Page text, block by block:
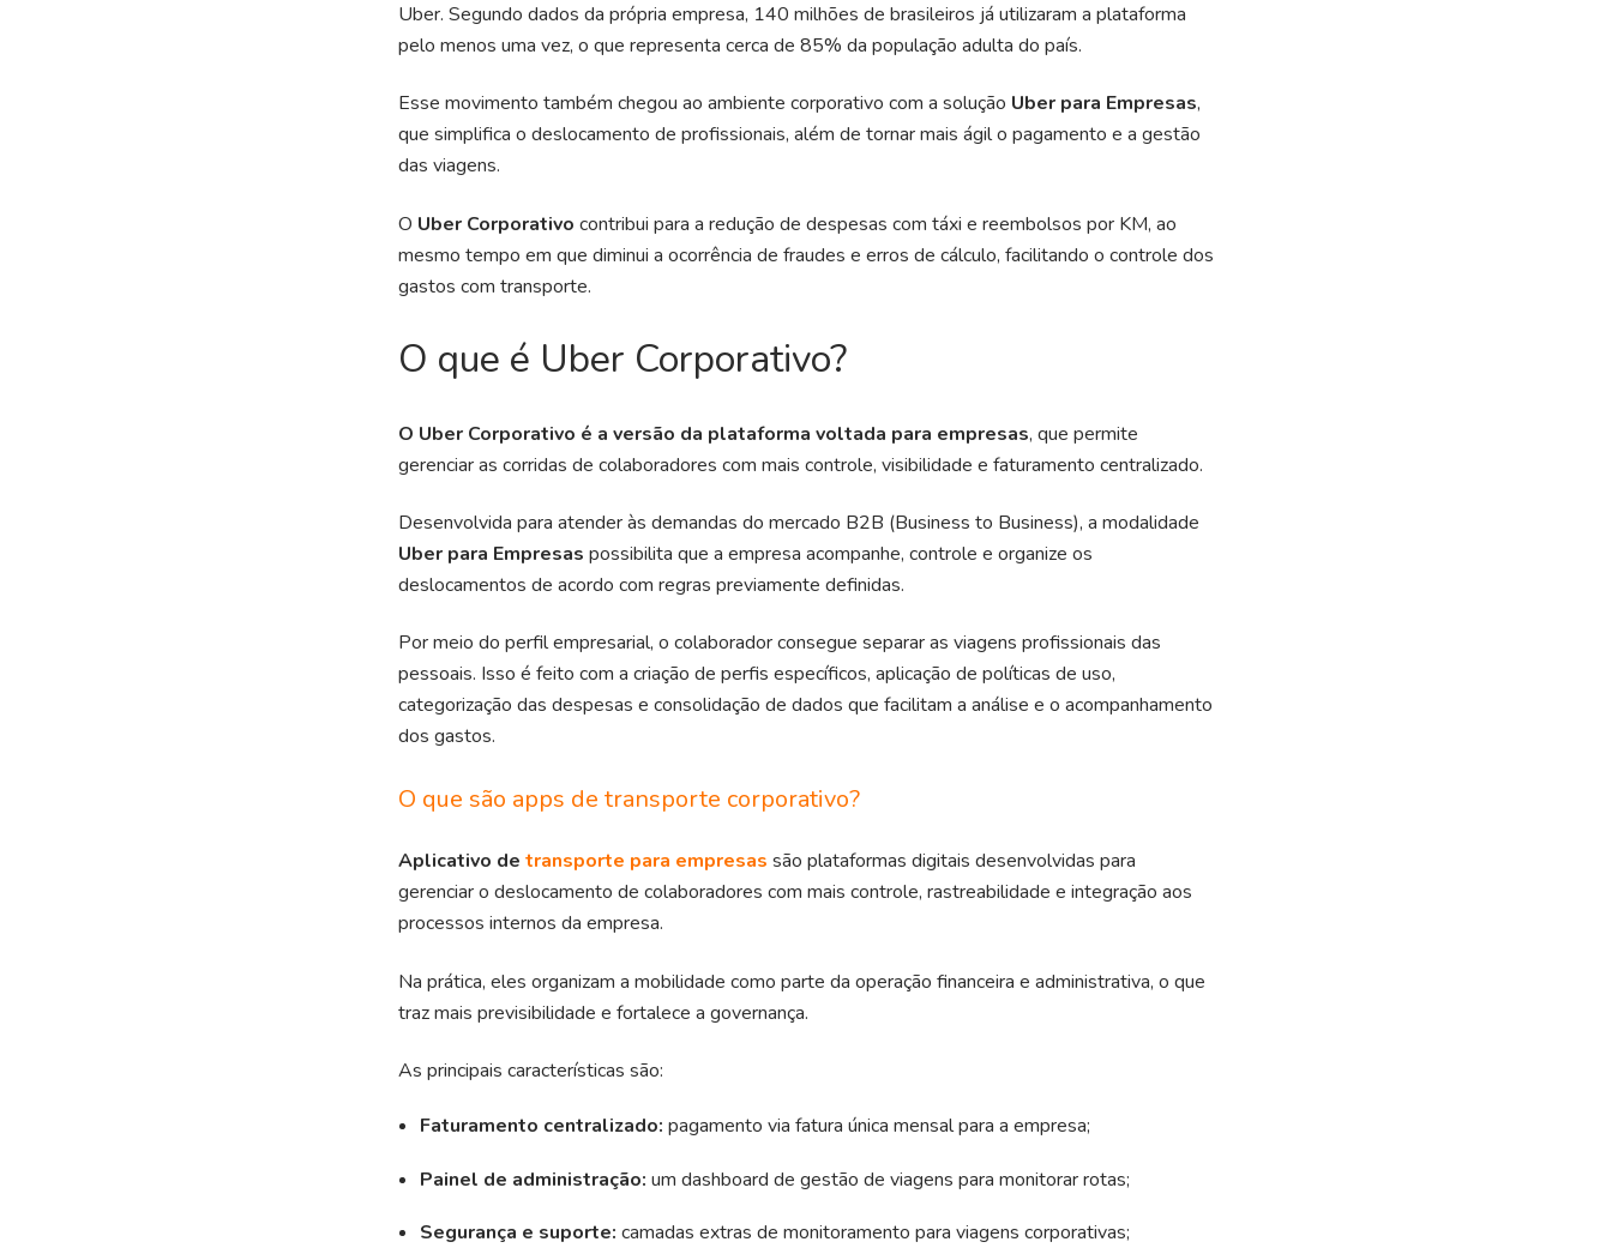
Uber. Segundo dados da própria empresa, 140 milhões de brasileiros já utilizaram a plataforma
pelo menos uma vez, o que representa cerca de 85% da população adulta do país.
Esse movimento também chegou ao ambiente corporativo com a solução Uber para Empresas,
que simplifica o deslocamento de profissionais, além de tornar mais ágil o pagamento e a gestão
das viagens.
O Uber Corporativo contribui para a redução de despesas com táxi e reembolsos por KM, ao
mesmo tempo em que diminui a ocorrência de fraudes e erros de cálculo, facilitando o controle dos
gastos com transporte.
O que é Uber Corporativo?
O Uber Corporativo é a versão da plataforma voltada para empresas, que permite
gerenciar as corridas de colaboradores com mais controle, visibilidade e faturamento centralizado.
Desenvolvida para atender às demandas do mercado B2B (Business to Business), a modalidade
Uber para Empresas possibilita que a empresa acompanhe, controle e organize os
deslocamentos de acordo com regras previamente definidas.
Por meio do perfil empresarial, o colaborador consegue separar as viagens profissionais das
pessoais. Isso é feito com a criação de perfis específicos, aplicação de políticas de uso,
categorização das despesas e consolidação de dados que facilitam a análise e o acompanhamento
dos gastos.
O que são apps de transporte corporativo?
Aplicativo de transporte para empresas são plataformas digitais desenvolvidas para
gerenciar o deslocamento de colaboradores com mais controle, rastreabilidade e integração aos
processos internos da empresa.
Na prática, eles organizam a mobilidade como parte da operação financeira e administrativa, o que
traz mais previsibilidade e fortalece a governança.
As principais características são:
Faturamento centralizado: pagamento via fatura única mensal para a empresa;
Painel de administração: um dashboard de gestão de viagens para monitorar rotas;
Segurança e suporte: camadas extras de monitoramento para viagens corporativas;